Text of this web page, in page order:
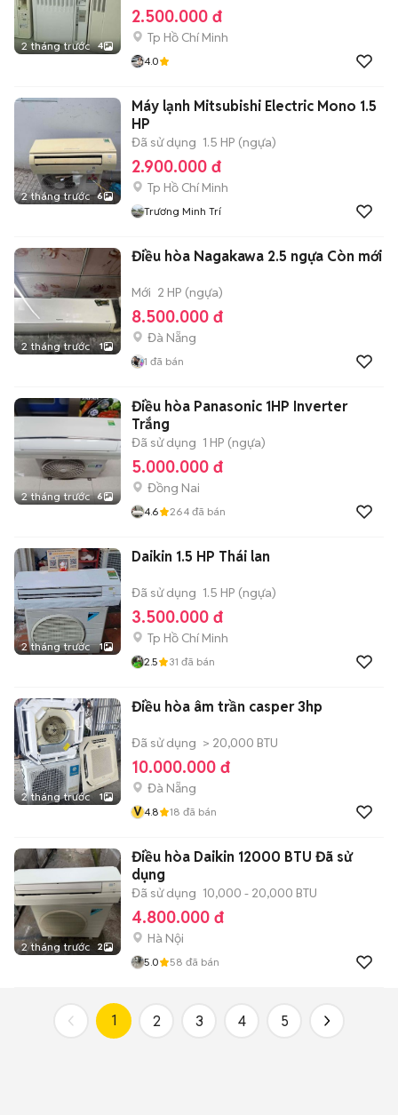
2 tháng trước 4
2.500.000 đ
Tp Hồ Chí Minh
4.0
2 tháng trước 6
Máy lạnh Mitsubishi Electric Mono 1.5
HP
Đã sử dụng 1.5 HP (ngựa)
2.900.000 đ
Tp Hồ Chí Minh
Trương Minh Trí
2 tháng trước 1
Điều hòa Nagakawa 2.5 ngựa Còn mới
Mới 2 HP (ngựa)
8.500.000 đ
Đà Nẵng
1 đã bán
2 tháng trước 6
Điều hòa Panasonic 1HP Inverter
Trắng
Đã sử dụng 1 HP (ngựa)
5.000.000 đ
Đồng Nai
4.6 264 đã bán
2 tháng trước 1
Daikin 1.5 HP Thái lan
Đã sử dụng 1.5 HP (ngựa)
3.500.000 đ
Tp Hồ Chí Minh
2.5 31 đã bán
2 tháng trước 1
Điều hòa âm trần casper 3hp
Đã sử dụng > 20,000 BTU
10.000.000 đ
Đà Nẵng
V4.8 18 đã bán
2 tháng trước 2
Điều hòa Daikin 12000 BTU Đã sử
dụng
Đã sử dụng 10,000 - 20,000 BTU
4.800.000 đ
Hà Nội
5.0 58 đã bán
1 2 3 4 5